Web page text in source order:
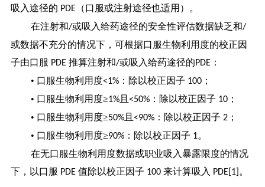
吸入途径的 PDE（口服或注射途径也适用）。
在注射和/或吸入给药途径的安全性评估数据缺乏和/
或数据不充分的情况下，可根据口服生物利用度的校正因
子由口服 PDE 推算注射和/或吸入给药途径的PDE：
• 口服生物利用度<1%：除以校正因子 100；
• 口服生物利用度≥1%且 <50%：除以校正因子 10；
• 口服生物利用度≥50%且 <90%：除以校正因子 2；
• 口服生物利用度≥90%：除以校正因子 1。
在无口服生物利用度数据或职业吸入暴露限度的情况
下，以口服 PDE 值除以校正因子 100 来计算吸入 PDE[1] 。